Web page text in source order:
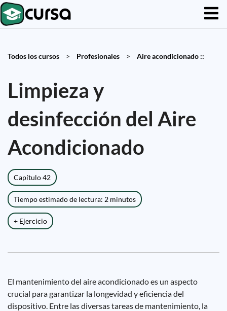
Todos los cursos > Profesionales > Aire acondicionado ::
Limpieza y
desinfección del Aire
Acondicionado
Capítulo 42
Tiempo estimado de lectura: 2 minutos
+ Ejercicio
El mantenimiento del aire acondicionado es un aspecto
crucial para garantizar la longevidad y eficiencia del
dispositivo. Entre las diversas tareas de mantenimiento, la